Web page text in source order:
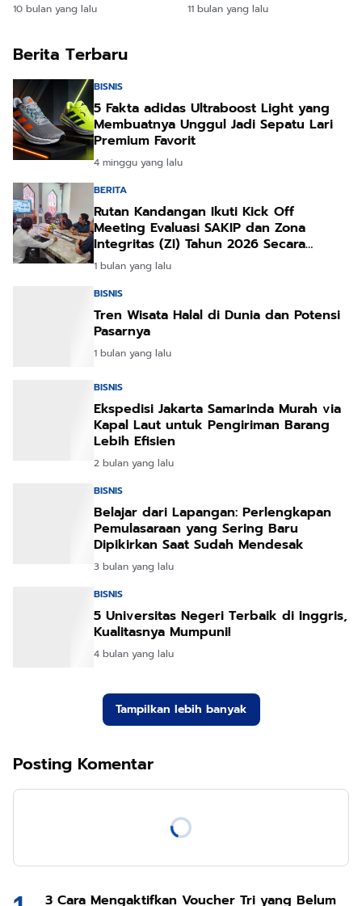
Pencegahan
10 bulan yang lalu 11 bulan yang lalu
Berita Terbaru
BISNIS
5 Fakta adidas Ultraboost Light yang
Membuatnya Unggul Jadi Sepatu Lari
Premium Favorit
4 minggu yang lalu
BERITA
Rutan Kandangan Ikuti Kick Off
Meeting Evaluasi SAKIP dan Zona
Integritas (ZI) Tahun 2026 Secara
Daring
1 bulan yang lalu
BISNIS
Tren Wisata Halal di Dunia dan Potensi
Pasarnya
1 bulan yang lalu
BISNIS
Ekspedisi Jakarta Samarinda Murah via
Kapal Laut untuk Pengiriman Barang
Lebih Efisien
2 bulan yang lalu
BISNIS
Belajar dari Lapangan: Perlengkapan
Pemulasaraan yang Sering Baru
Dipikirkan Saat Sudah Mendesak
3 bulan yang lalu
BISNIS
5 Universitas Negeri Terbaik di Inggris,
Kualitasnya Mumpuni!
4 bulan yang lalu
Tampilkan lebih banyak
Posting Komentar
3 Cara Mengaktifkan Voucher Tri yang Belum